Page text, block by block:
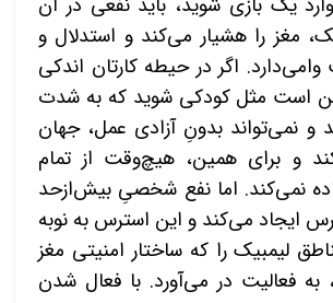
مغز را هشیار می‌کند و استدلال و
اگر در حیطه کارتان اندکی
است مثل کودکی شوید که به شدت
و نمی‌تواند بدونِ آزادی عمل، جهان
و برای همین، هیچ‌وقت از تمام
نمی‌کند. اما نفع شخصیِ بیش‌ازحد
ایجاد می‌کند و این استرس به نوبه
لیمبیک را که ساختار امنیتی مغز
فعالیت در می‌آورد. با فعال شدن